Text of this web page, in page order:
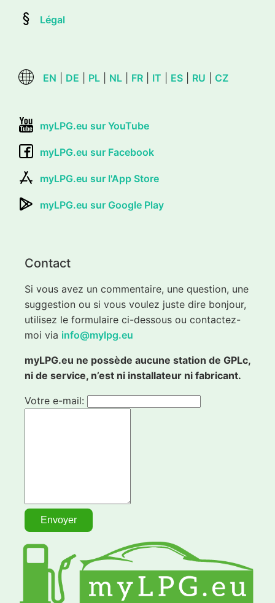
Légal
EN DE PL NL FR IT ES RU CZ
myLPG.eu sur YouTube
myLPG.eu sur Facebook
myLPG.eu sur l'App Store
myLPG.eu sur Google Play
Contact
Si vous avez un commentaire, une question, une
suggestion ou si vous voulez juste dire bonjour,
utilisez le formulaire ci-dessous ou contactez-
moi via info@mylpg.eu
myLPG.eu ne possède aucune station de GPLc,
ni de service, n’est ni installateur ni fabricant.
Votre e-mail: